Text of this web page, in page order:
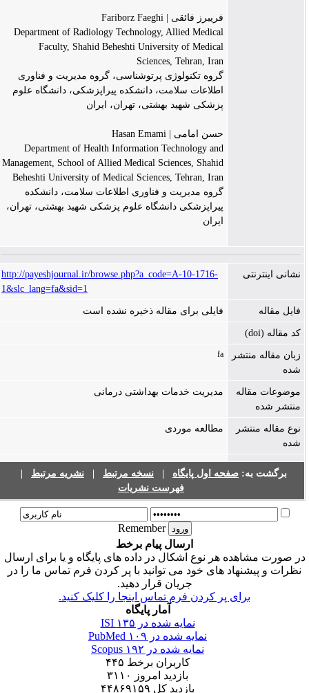
فریبرز فائقی | Fariborz Faeghi
Department of Radiology Technology, Allied Medical
Faculty, Shahid Beheshti University of Medical
Sciences, Tehran, Iran
گروه تکنولوژی پرتوشناسی، گروه مدیریت و فناوری
اطلاعات سلامت، دانشکده پیراپزشکی، دانشگاه علوم
پزشکی شهید بهشتی، تهران، ایران
حسن امامی | Hasan Emami
Department of Health Information Technology and
Management, School of Allied Medical Sciences, Shahid
Beheshti University of Medical Sciences, Tehran, Iran
گروه مدیریت و فناوری اطلاعات سلامت، دانشکده
پیراپزشکی دانشگاه علوم پزشکی شهید بهشتی، تهران،
ایران
نشانی اینترنتی
http://payeshjournal.ir/browse.php?a_code=A-10-1716-
1&slc_lang=fa&sid=1
فایل مقاله فایلی برای مقاله ذخیره نشده است
کد مقاله (doi)
زبان مقاله منتشر
شده
موضوعات مقاله
منتشر شده
مدیریت خدمات بهداشتی درمانی
نوع مقاله منتشر
شده
مطالعه موردی
برگشت به:صفحه اول پایگاه| نسخه مرتبط| نشریه مرتبط|
فهرست نشریات
Remember
ارسال پیام برخط
صورت مشاهده هر نوع اشکال در داده های پایگاه و یا برای ارسال
نظرات و پیشنهاد های خود می توانید با پر کردن فرم تماس ما را در
جریان قرار دهید.
برای پر کردن فرم تماس اینجا را کلیک کنید.
آمار پایگاه
نمایه شده در ISI۱۳۵
نمایه شده در PubMed۱۰۹
نمایه شده در Scopus۱۹۲
کاربران برخط۴۴۵
بازدید امروز۳۱۱۰
بازدید کل ۴۴۸۶۹۱۵۹